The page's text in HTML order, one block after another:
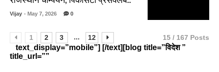
Vijay - May 7, 2026 0
1 2 3 ... 12 15 / 167 Posts
text_display=”mobile”] [/text][blog title=”विदेश ”
title_url=””